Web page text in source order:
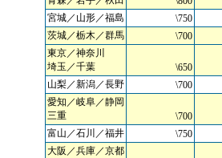
宮城／山形／福島
\750
茨城／栃木／群馬
\700
東京／神奈川
埼玉／千葉
\650
山梨／新潟／長野
\700
愛知／岐阜／静岡
三重
\700
富山／石川／福井
\750
大阪／兵庫／京都